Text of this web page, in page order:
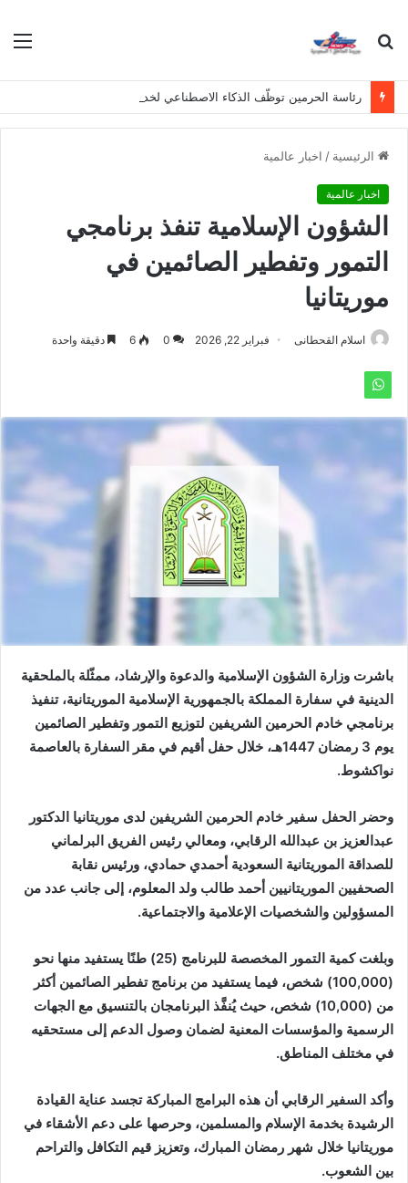
بحث
الرئيسية / اخبار عالمية
اخبار عالمية
الشؤون الإسلامية تنفذ برنامجي
التمور وتفطير الصائمين في
موريتانيا
اسلام القحطانى فبراير 22, 2026 0
6 دقيقة واحدة
باشرت وزارة الشؤون الإسلامية والدعوة والإرشاد، ممثّلة بالملحقية
الدينية في سفارة المملكة بالجمهورية الإسلامية الموريتانية، تنفيذ
برنامجي خادم الحرمين الشريفين لتوزيع التمور وتفطير الصائمين
يوم 3 رمضان 1447هـ، خلال حفل أقيم في مقر السفارة بالعاصمة
نواكشوط.
وحضر الحفل سفير خادم الحرمين الشريفين لدى موريتانيا الدكتور
عبدالعزيز بن عبدالله الرقابي، ومعالي رئيس الفريق البرلماني
للصداقة الموريتانية السعودية أحمدي حمادي، ورئيس نقابة
الصحفيين الموريتانيين أحمد طالب ولد المعلوم، إلى جانب عدد من
المسؤولين والشخصيات الإعلامية والاجتماعية.
وبلغت كمية التمور المخصصة للبرنامج (25) طنًا يستفيد منها نحو
(100,000) شخص، فيما يستفيد من برنامج تفطير الصائمين أكثر
من (10,000) شخص، حيث يُنفَّذ البرنامجان بالتنسيق مع الجهات
الرسمية والمؤسسات المعنية لضمان وصول الدعم إلى مستحقيه
في مختلف المناطق.
وأكد السفير الرقابي أن هذه البرامج المباركة تجسد عناية القيادة
الرشيدة بخدمة الإسلام والمسلمين، وحرصها على دعم الأشقاء في
موريتانيا خلال شهر رمضان المبارك، وتعزيز قيم التكافل والتراحم
بين الشعوب.